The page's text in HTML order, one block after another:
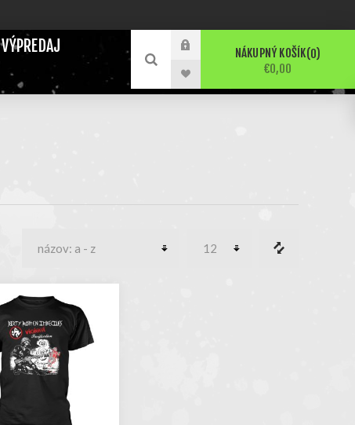
VÝPREDAJ
NÁKUPNÝ KOŠÍK 0
€0,00